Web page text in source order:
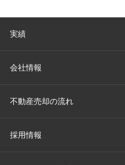
実績
会社情報
不動産売却の流れ
採用情報